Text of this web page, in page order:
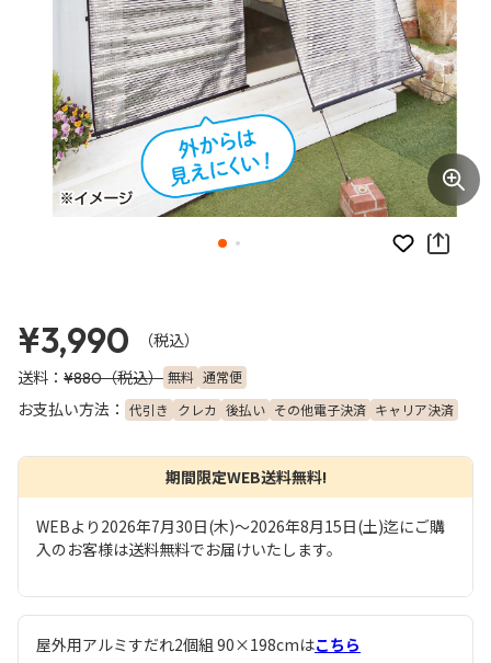
お気に入り
¥3,990
（税込）
送料： ¥880（税込） 無料 通常便
お支払い方法： 代引き クレカ 後払い その他電子決済 キャリア決済
期間限定WEB送料無料!
WEBより2026年7月30日(木)～2026年8月15日(土)迄にご購
入のお客様は送料無料でお届けいたします。
屋外用アルミすだれ2個組 90×198cmはこちら